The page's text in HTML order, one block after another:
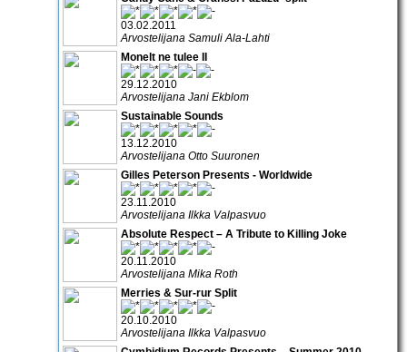
03.02.2011
Arvostelijana Samuli Ala-Lahti
Monelt ne tulee II
29.12.2010
Arvostelijana Jani Ekblom
Sustainable Sounds
13.12.2010
Arvostelijana Otto Suuronen
Gilles Peterson Presents - Worldwide
23.11.2010
Arvostelijana Ilkka Valpasvuo
Absolute Respect – A Tribute to Killing Joke
20.11.2010
Arvostelijana Mika Roth
Merries & Sur-rur Split
20.10.2010
Arvostelijana Ilkka Valpasvuo